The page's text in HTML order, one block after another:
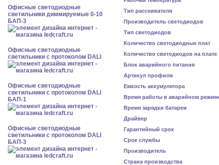
Офисные светодиодные
светильники диммируемые 0-10
БАП-3
Офисные светодиодные
светильники с протоколом DALI
Офисные светодиодные
светильники с протоколом DALI
БАП-1
Офисные светодиодные
светильники с протоколом DALI
БАП-3
Тип рассеивателя
Производитель светодиодов
Тип светодиодов
Количество светодиодных плат
Количество светодиодов на плате
Блок аварийного питания
Артикул профиля
Емкость аккумулятора
Время работы в аварийном
Время зарядки батареи
Драйвер
Гарантийный срок
Срок службы
Производитель
Страна производства